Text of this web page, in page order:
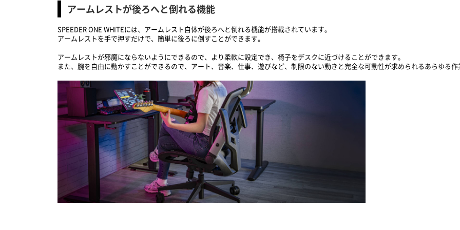
アームレストが後ろへと倒れる機能
SPEEDER ONE WHITEには、アームレスト自体が後ろへと倒れる機能が搭載されています。
アームレストを手で押すだけで、簡単に後ろに倒すことができます。
アームレストが邪魔にならないようにできるので、より柔軟に設定でき、椅子をデスクに近づけることができます。
また、腕を自由に動かすことができるので、アート、音楽、仕事、遊びなど、制限のない動きと完全な可動性が求められるあらゆる作